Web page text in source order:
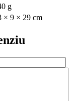
g
× 9 × 29 cm